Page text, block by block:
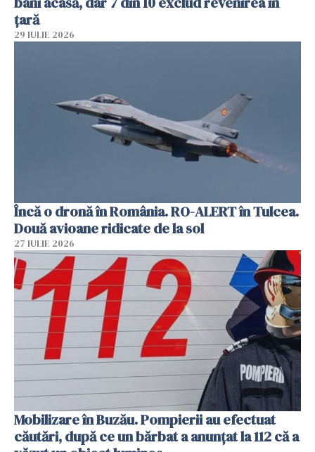
țară
29 IULIE 2026
Încă o dronă în România. RO-ALERT în Tulcea.
Două avioane ridicate de la sol
27 IULIE 2026
Mobilizare în Buzău. Pompierii au efectuat
căutări, după ce un bărbat a anunțat la 112 că a